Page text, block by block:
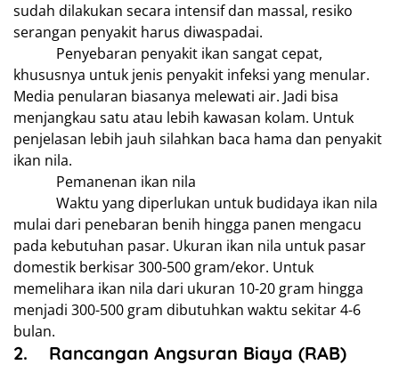
sudah dilakukan secara intensif dan massal, resiko
serangan penyakit harus diwaspadai.
Penyebaran penyakit ikan sangat cepat,
khususnya untuk jenis penyakit infeksi yang menular.
Media penularan biasanya melewati air. Jadi bisa
menjangkau satu atau lebih kawasan kolam. Untuk
penjelasan lebih jauh silahkan baca hama dan penyakit
ikan nila.
Pemanenan ikan nila
Waktu yang diperlukan untuk budidaya ikan nila
mulai dari penebaran benih hingga panen mengacu
pada kebutuhan pasar. Ukuran ikan nila untuk pasar
domestik berkisar 300-500 gram/ekor. Untuk
memelihara ikan nila dari ukuran 10-20 gram hingga
menjadi 300-500 gram dibutuhkan waktu sekitar 4-6
bulan.
2. Rancangan Angsuran Biaya (RAB)